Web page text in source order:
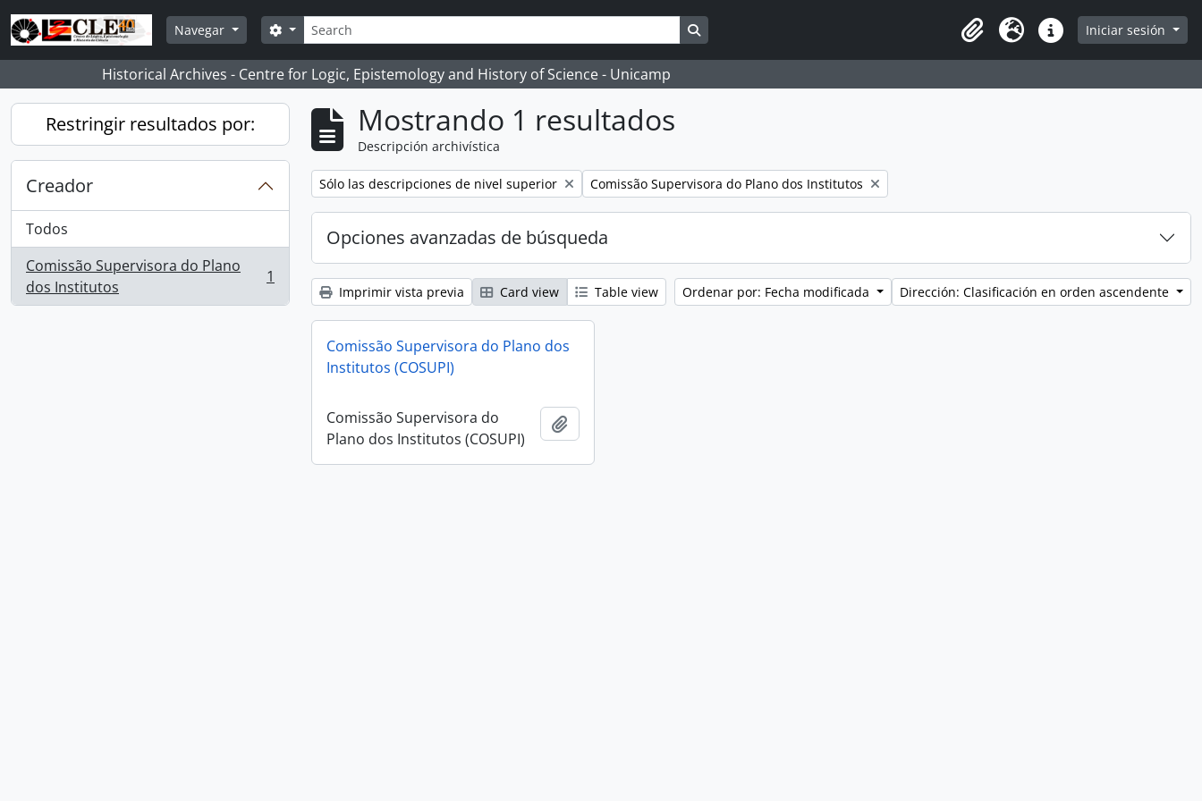
Skip to main content
Navegar
Búsqueda
Search options
Clipboard
Idioma Enlaces rápidos
Iniciar sesión
Historical Archives - Centre for Logic, Epistemology and History of Science - Unicamp
Restringir resultados por:
Creador
Todos
Comissão Supervisora do Plano
dos Institutos
, 1 resultados 1
Mostrando 1 resultados
Descripción archivística
Remove filter:
Sólo las descripciones de nivel superior Remove filter:
Comissão Supervisora do Plano dos Institutos
Opciones avanzadas de búsqueda
Imprimir vista previa Card view Table view Ordenar por: Fecha modificada Dirección: Clasificación en orden ascendente
Comissão Supervisora do Plano dos
Institutos (COSUPI)
Comissão Supervisora do
Plano dos Institutos (COSUPI)